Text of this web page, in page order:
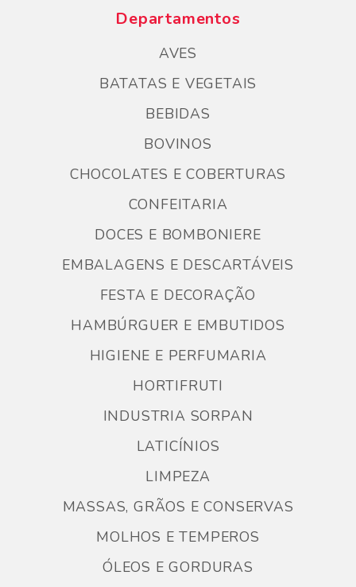
Departamentos
AVES
BATATAS E VEGETAIS
BEBIDAS
BOVINOS
CHOCOLATES E COBERTURAS
CONFEITARIA
DOCES E BOMBONIERE
EMBALAGENS E DESCARTÁVEIS
FESTA E DECORAÇÃO
HAMBÚRGUER E EMBUTIDOS
HIGIENE E PERFUMARIA
HORTIFRUTI
INDUSTRIA SORPAN
LATICÍNIOS
LIMPEZA
MASSAS, GRÃOS E CONSERVAS
MOLHOS E TEMPEROS
ÓLEOS E GORDURAS